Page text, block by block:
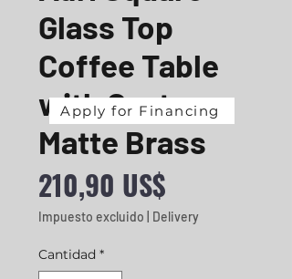
Glass Top
Coffee Table
with Casters
Matte Brass
210,90 US$
Impuesto excluido Delivery
Cantidad *
Apply for Financing